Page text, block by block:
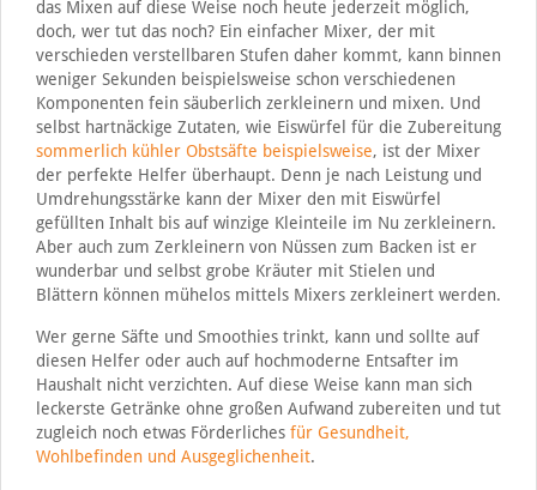
das Mixen auf diese Weise noch heute jederzeit möglich,
doch, wer tut das noch? Ein einfacher Mixer, der mit
verschieden verstellbaren Stufen daher kommt, kann binnen
weniger Sekunden beispielsweise schon verschiedenen
Komponenten fein säuberlich zerkleinern und mixen. Und
selbst hartnäckige Zutaten, wie Eiswürfel für die Zubereitung
sommerlich kühler Obstsäfte beispielsweise, ist der Mixer
der perfekte Helfer überhaupt. Denn je nach Leistung und
Umdrehungsstärke kann der Mixer den mit Eiswürfel
gefüllten Inhalt bis auf winzige Kleinteile im Nu zerkleinern.
Aber auch zum Zerkleinern von Nüssen zum Backen ist er
wunderbar und selbst grobe Kräuter mit Stielen und
Blättern können mühelos mittels Mixers zerkleinert werden.
Wer gerne Säfte und Smoothies trinkt, kann und sollte auf
diesen Helfer oder auch auf hochmoderne Entsafter im
Haushalt nicht verzichten. Auf diese Weise kann man sich
leckerste Getränke ohne großen Aufwand zubereiten und tut
zugleich noch etwas Förderliches für Gesundheit,
Wohlbefinden und Ausgeglichenheit.